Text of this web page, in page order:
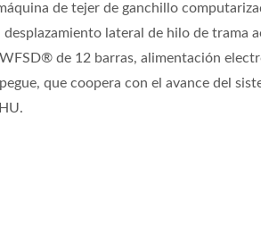
de tejer de ganchillo
desplazamiento lateral de hilo de trama
de 12 barras, alimentación
que coopera con el avance del